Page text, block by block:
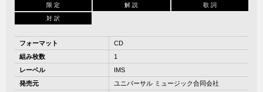
限 定 解 説 歌 詞
対 訳
フォーマット
CD
組み枚数
1
レーベル
IMS
発売元
ユニバーサル ミュージック合同会社